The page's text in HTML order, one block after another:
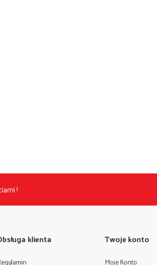
!
klienta Twoje konto
Moje Konto